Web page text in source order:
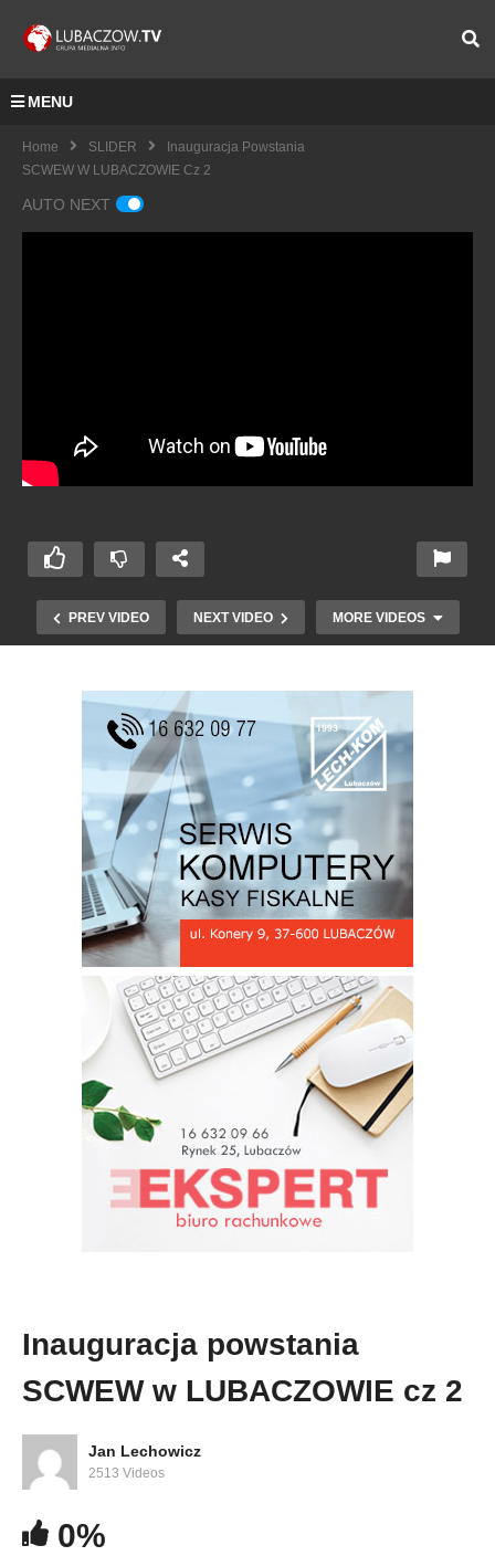
MENU
Home SLIDER
Inauguracja Powstania
SCWEW W LUBACZOWIE Cz 2
AUTO NEXT
PREV VIDEO NEXT VIDEO MORE VIDEOS
Polacy „trzymają pod poduszką” ponad bilion
złotych
Inauguracja powstania
SCWEW w LUBACZOWIE cz 2
Jan Lechowicz
2513 Videos
0%